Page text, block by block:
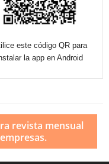
este código QR para
la app en Android
revista mensual